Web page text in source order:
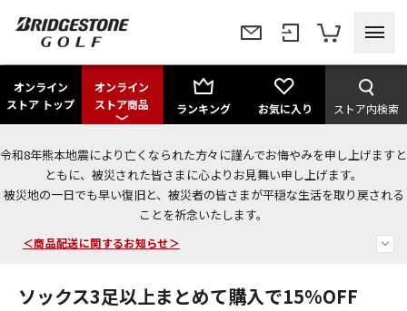
オンライン
ストア トップ
オンライン
ストア商品
ランキング お気に入り ストア内検索
令和8年熊本地震により亡くなられた方々に謹んでお悔やみを申し上げますと
ともに、被災された皆さまに心よりお見舞い申し上げます。
被災地の一日でも早い復旧と、被災者の皆さまが平穏な生活を取り戻される
ことを祈念いたします。
今なら新規会員登録で1,000円OFFクーポンプレゼント！
＜商品配送に関するお知らせ＞
＜夏季休暇中のご注文・発送・お問い合わせ＞
ソックス3足以上まとめて購入で15%OFF